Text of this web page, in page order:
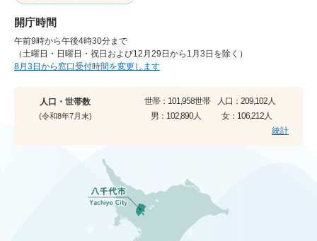
開庁時間
午前9時から午後4時30分まで
（土曜日・日曜日・祝日および12月29日から1月3日を除く）
8月3日から窓口受付時間を変更します
人口・世帯数
(令和8年7月末)
世帯： 101,958世帯 人口： 209,102人
男： 102,890人 女： 106,212人
統計